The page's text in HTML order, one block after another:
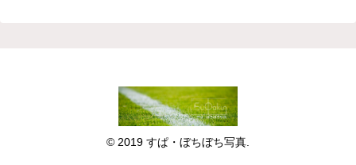
© 2019 すぱ・ぼちぼち写真.